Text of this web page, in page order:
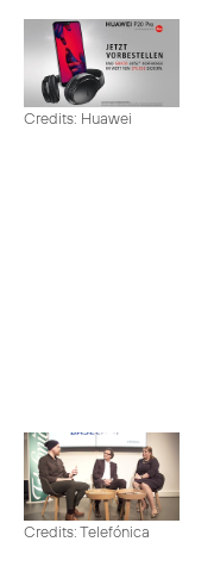
Credits: Huawei
Credits: Telefónica